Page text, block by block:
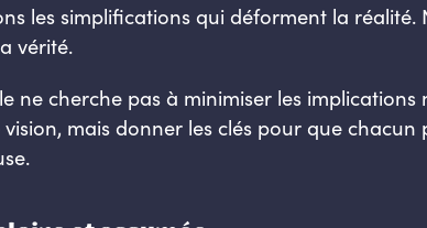
les simplifications qui déforment la réalité.
vérité.
ne cherche pas à minimiser les implications
mais donner les clés pour que chacun